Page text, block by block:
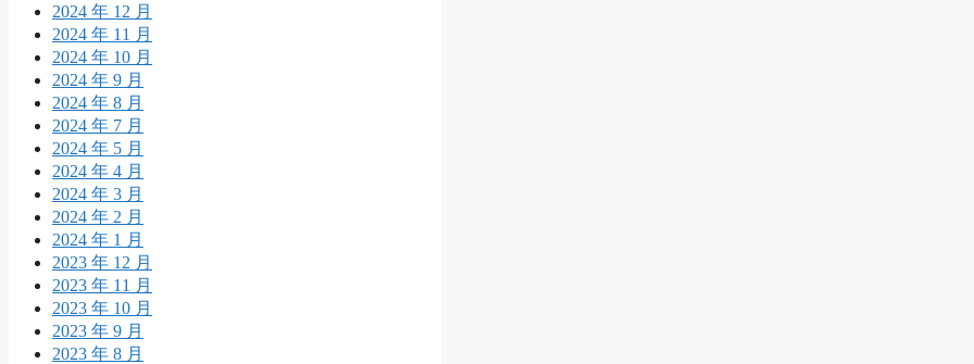
2024 年 12 月
2024 年 11 月
2024 年 10 月
2024 年 9 月
2024 年 8 月
2024 年 7 月
2024 年 5 月
2024 年 4 月
2024 年 3 月
2024 年 2 月
2024 年 1 月
2023 年 12 月
2023 年 11 月
2023 年 10 月
2023 年 9 月
2023 年 8 月